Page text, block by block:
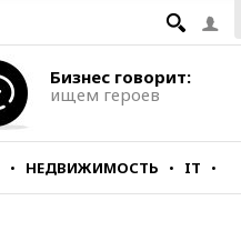
Бизнес говорит:
ищем героев
НЕДВИЖИМОСТЬ IT